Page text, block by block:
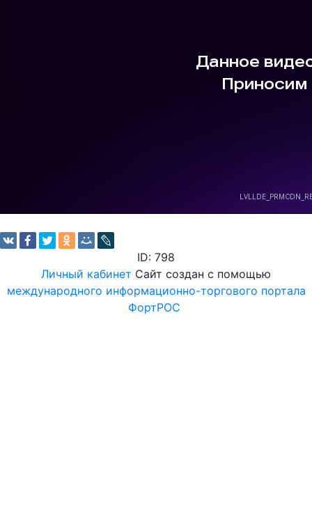
ID: 798
Личный кабинет Сайт создан с помощью
международного информационно-торгового портала
ФортРОС